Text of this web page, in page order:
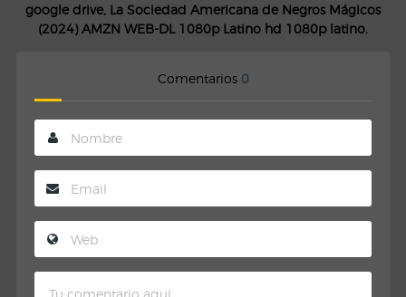
google drive, La Sociedad Americana de Negros Mágicos
(2024) AMZN WEB-DL 1080p Latino hd 1080p latino.
Comentarios 0